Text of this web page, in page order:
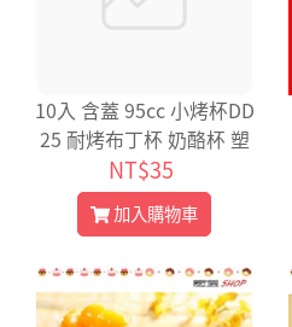
10入 含蓋 95cc 小烤杯DD
25 耐烤布丁杯 奶酪杯 塑
膠杯 布丁燒 果凍杯 布蕾杯
【G25】
NT$35
加入購物車